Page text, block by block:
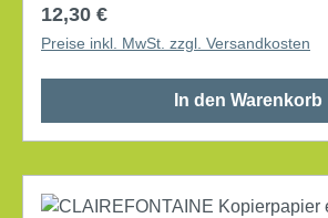
Regulärer Preis:
12,30 €
Preise inkl. MwSt. zzgl. Versandkosten
In den Warenkorb